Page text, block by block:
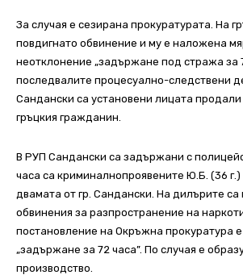
За случая е сезирана прокуратурата. На
повдигнато обвинение и му е наложена
неотклонение „задържане под стража за
последвалите процесуално-следствени
Сандански са установени лицата
гръцкия гражданин.
В РУП Сандански са задържани с
часа са криминалнопроявените Ю.Б. (36 г.)
двамата от гр. Сандански. На дилърите са
обвинения за разпространение на
постановление на Окръжна прокуратура
„задържане за 72 часа”. По случая е
производство.